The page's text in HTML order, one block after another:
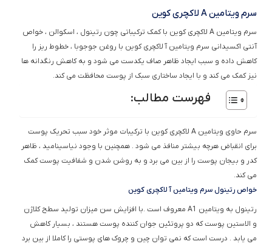
سرم ویتامین A لاکچری کوین
سرم ویتامین A لاکچری کوین با کمک ترکیباتی چون رتینول ، اسکوالن ، خواص
آنتی اکسیدانی سرم ویتامین آ لاکچری کوین با روغن جوجوبا ، خطوط ریز را
کاهش داده و سبب ایجاد ظاهر صاف یکدست می شود و به کاهش رنگدانه ها
نیز کمک می کند و با ایجاد ساختاری سبک از پوست محافظت می کند.
فهرست مطالب:
سرم حاوی ویتامین A لاکچری کوین با ترکیبات موثر خود سبب تحریک پوست
برای انقباض هرچه بیشتر منافذ می شود . همچنین با وجود نیاسینامید ، ظاهر
کدر و بیجان پوست را از بین می برد و به روشن شدن و شفافیت پوست کمک
می کند.
خواص رتینول سرم ویتامین آ لاکچری کوین
رتینول به ویتامین A1 معروف است .با افزایش سن میزان تولید سطح کلاژن
و الاستین پوست که دو پروتئین جوان کننده پوست هستند ، بسیار کاهش
می یابد . درست است که نمی توان چین و چروک های پوستی را کاملا از بین برد